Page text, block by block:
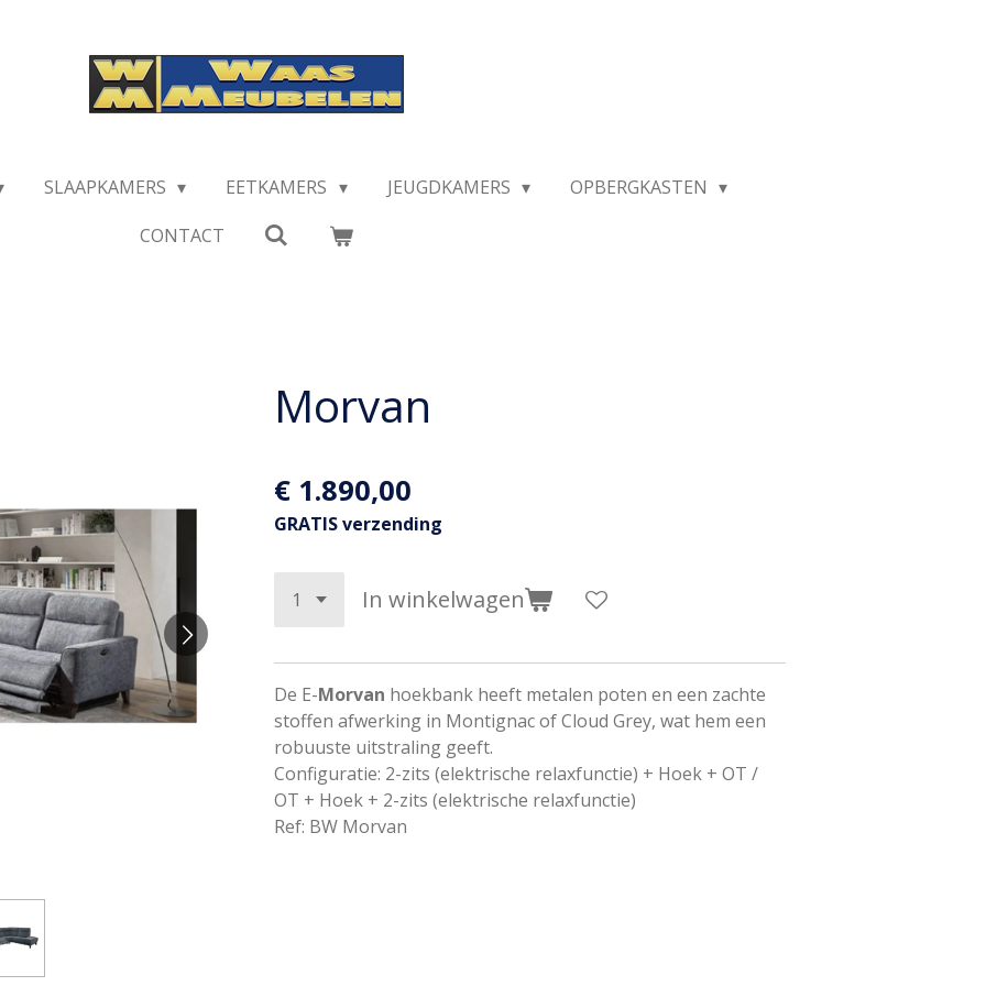
SLAAPKAMERS EETKAMERS JEUGDKAMERS
OPBERGKASTEN
CONTACT
Morvan
€ 1.890,00
GRATIS verzending
In winkelwagen
De E-Morvan hoekbank heeft metalen poten en een zachte
stoffen afwerking in Montignac of Cloud Grey, wat hem een
robuuste uitstraling geeft.
Configuratie: 2-zits (elektrische relaxfunctie) + Hoek + OT /
OT + Hoek + 2-zits (elektrische relaxfunctie)
Ref: BW Morvan